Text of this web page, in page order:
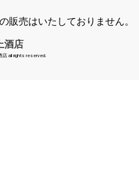
販売はいたしておりません。
酒店
店 all rights reserved.